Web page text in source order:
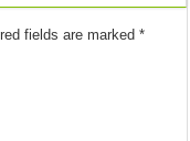
fields are marked*